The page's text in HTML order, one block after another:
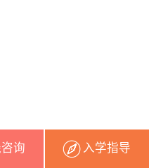
询 入学指导